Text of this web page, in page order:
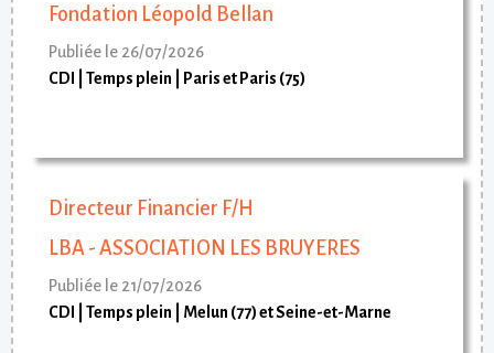
Fondation Léopold Bellan
Publiée le 26/07/2026
CDI
Temps plein Paris et Paris (75)
Directeur Financier F/H
LBA - ASSOCIATION LES BRUYERES
Publiée le 21/07/2026
CDI
Temps plein Melun (77) et Seine-et-Marne